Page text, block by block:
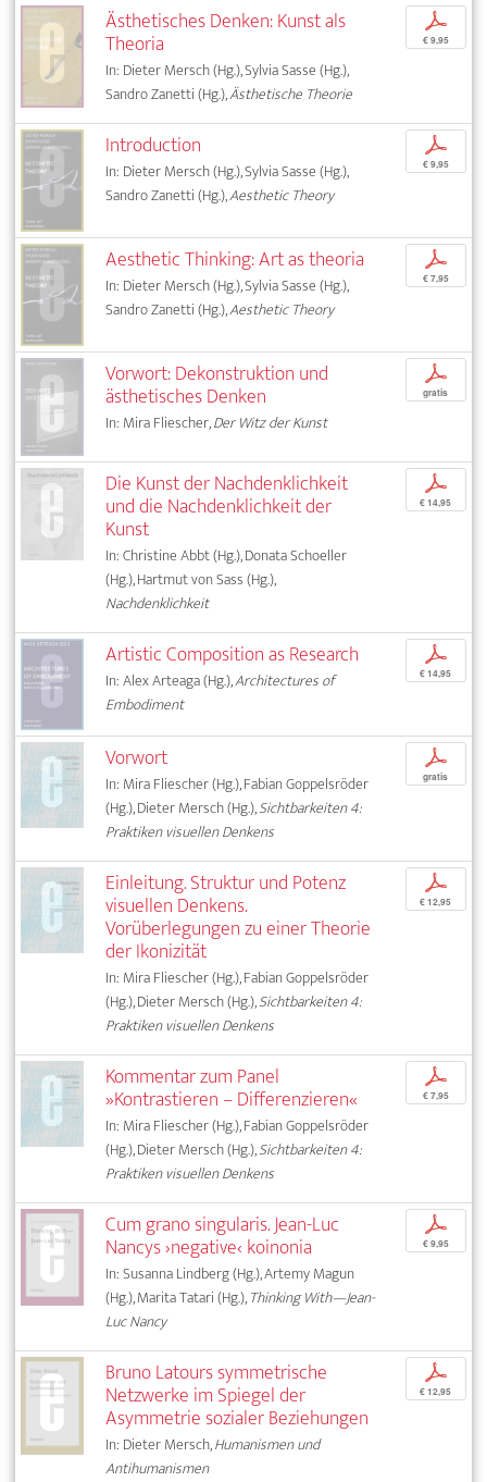
Ästhetisches Denken: Kunst als
Theoria
In: Dieter Mersch (Hg.), Sylvia Sasse (Hg.),
Sandro Zanetti (Hg.),Ästhetische Theorie
p
€ 9,95
Introduction
In: Dieter Mersch (Hg.), Sylvia Sasse (Hg.),
Sandro Zanetti (Hg.),Aesthetic Theory
p
€ 9,95
Aesthetic Thinking: Art as theoria
In: Dieter Mersch (Hg.), Sylvia Sasse (Hg.),
Sandro Zanetti (Hg.),Aesthetic Theory
p
€ 7,95
Vorwort: Dekonstruktion und
ästhetisches Denken
In: Mira Fliescher,Der Witz der Kunst
p
gratis
Die Kunst der Nachdenklichkeit
und die Nachdenklichkeit der
Kunst
In: Christine Abbt (Hg.), Donata Schoeller
(Hg.), Hartmut von Sass (Hg.),
Nachdenklichkeit
p
€ 14,95
Artistic Composition as Research
In: Alex Arteaga (Hg.),Architectures of
Embodiment
p
€ 14,95
Vorwort
In: Mira Fliescher (Hg.), Fabian Goppelsröder
(Hg.), Dieter Mersch (Hg.),Sichtbarkeiten 4:
Praktiken visuellen Denkens
p
gratis
Einleitung. Struktur und Potenz
visuellen Denkens.
Vorüberlegungen zu einer Theorie
der Ikonizität
In: Mira Fliescher (Hg.), Fabian Goppelsröder
(Hg.), Dieter Mersch (Hg.),Sichtbarkeiten 4:
Praktiken visuellen Denkens
p
€ 12,95
Kommentar zum Panel
»Kontrastieren – Differenzieren«
In: Mira Fliescher (Hg.), Fabian Goppelsröder
(Hg.), Dieter Mersch (Hg.),Sichtbarkeiten 4:
Praktiken visuellen Denkens
p
€ 7,95
Cum grano singularis. Jean-Luc
Nancys ›negative‹ koinonia
In: Susanna Lindberg (Hg.), Artemy Magun
(Hg.), Marita Tatari (Hg.),Thinking With—Jean-
Luc Nancy
p
€ 9,95
Bruno Latours symmetrische
Netzwerke im Spiegel der
Asymmetrie sozialer Beziehungen
In: Dieter Mersch,Humanismen und
Antihumanismen
p
€ 12,95